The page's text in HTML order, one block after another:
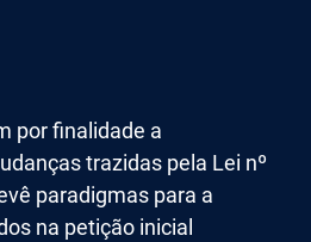
por finalidade a
trazidas pela Lei nº
paradigmas para a
na petição inicial